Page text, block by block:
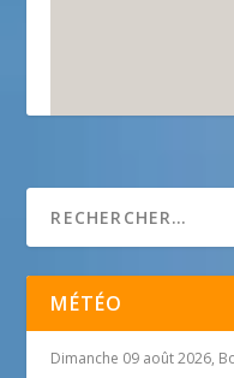
MÉTÉO
Dimanche 09 août 2026,